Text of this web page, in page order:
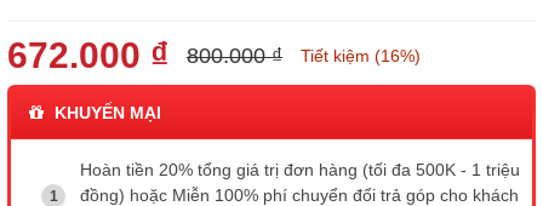
672.000 ₫ 800.000 ₫ Tiết kiệm (16%)
KHUYẾN MẠI
Hoàn tiền 20% tổng giá trị đơn hàng (tối đa 500K - 1 triệu
đồng) hoặc Miễn 100% phí chuyển đổi trả góp cho khách